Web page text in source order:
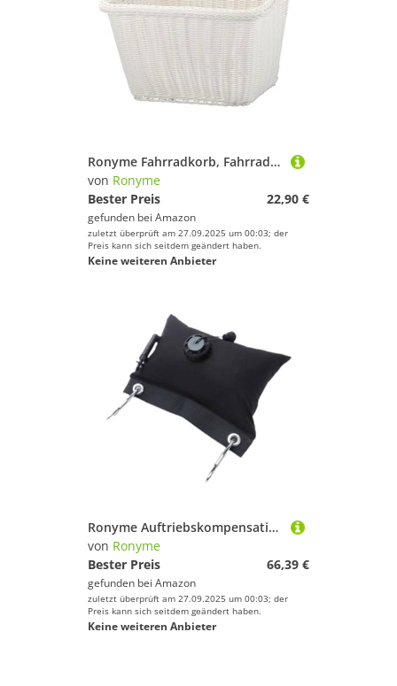
Ronyme Fahrradkorb, Fahrrad-Lenkerkorb vorne, Dreiradkorb, wasserdichter gewebter Korb mit 2 Riemen, Fahrradkorb, Weiß
von Ronyme
Bester Preis
22,90 €
gefunden bei Amazon
zuletzt überprüft am 27.09.2025 um 00:03; der
Preis kann sich seitdem geändert haben.
Keine weiteren Anbieter
Ronyme Auftriebskompensation, doppelköpfiger Haken mit Deflationsventil für Unterwasserfotografie
von Ronyme
Bester Preis
66,39 €
gefunden bei Amazon
zuletzt überprüft am 27.09.2025 um 00:03; der
Preis kann sich seitdem geändert haben.
Keine weiteren Anbieter